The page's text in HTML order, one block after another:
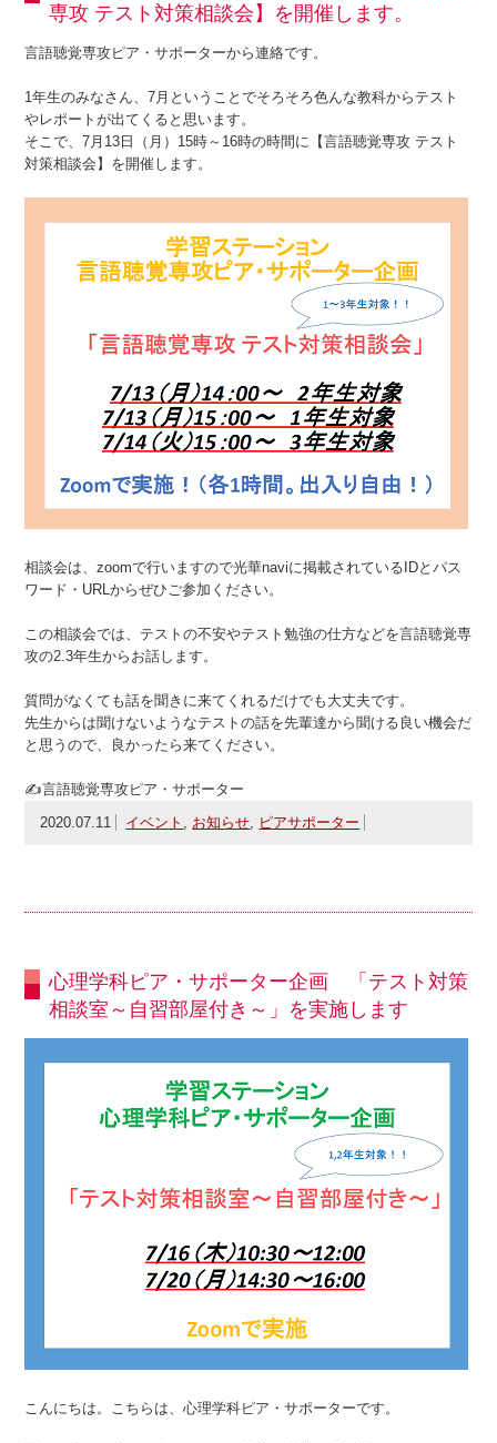
専攻 テスト対策相談会】を開催します。
言語聴覚専攻ピア・サポーターから連絡です。
1年生のみなさん、7月ということでそろそろ色んな教科からテスト
やレポートが出てくると思います。
そこで、7月13日（月）15時～16時の時間に【言語聴覚専攻 テスト
対策相談会】を開催します。
相談会は、zoomで行いますので光華naviに掲載されているIDとパス
ワード・URLからぜひご参加ください。
この相談会では、テストの不安やテスト勉強の仕方などを言語聴覚専
攻の2.3年生からお話します。
質問がなくても話を聞きに来てくれるだけでも大丈夫です。
先生からは聞けないようなテストの話を先輩達から聞ける良い機会だ
と思うので、良かったら来てください。
✍言語聴覚専攻ピア・サポーター
2020.07.11
イベント , お知らせ, ピアサポーター
心理学科ピア・サポーター企画 「テスト対策
相談室～自習部屋付き～」を実施します
こんにちは。こちらは、心理学科ピア・サポーターです。